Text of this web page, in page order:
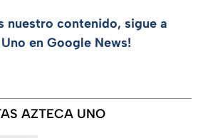
nuestro contenido, sigue a
en Google News!
AZTECA UNO